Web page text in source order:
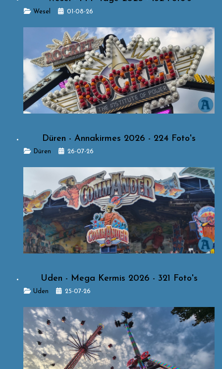
Details
Wesel 01-08-26
Düren - Annakirmes 2026 - 224 Foto's
Details
Düren 26-07-26
Uden - Mega Kermis 2026 - 321 Foto's
Details
Uden 25-07-26